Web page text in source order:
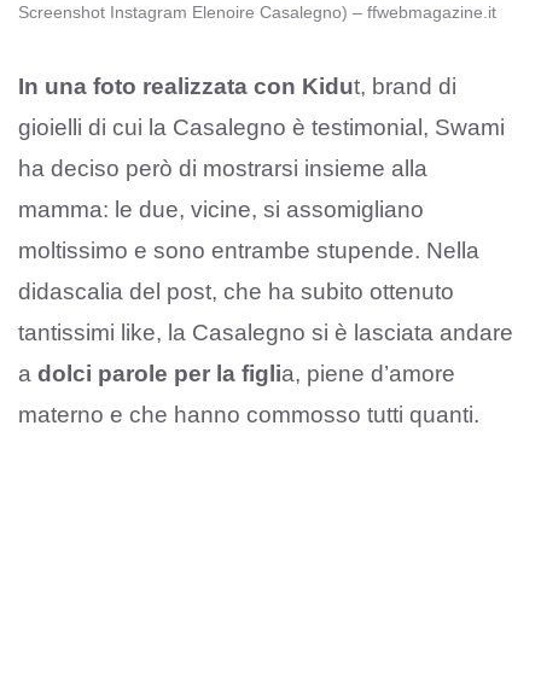
Screenshot Instagram Elenoire Casalegno) – ffwebmagazine.it
In una foto realizzata con Kidut, brand di
gioielli di cui la Casalegno è testimonial, Swami
ha deciso però di mostrarsi insieme alla
mamma: le due, vicine, si assomigliano
moltissimo e sono entrambe stupende. Nella
didascalia del post, che ha subito ottenuto
tantissimi like, la Casalegno si è lasciata andare
a dolci parole per la figlia, piene d’amore
materno e che hanno commosso tutti quanti.